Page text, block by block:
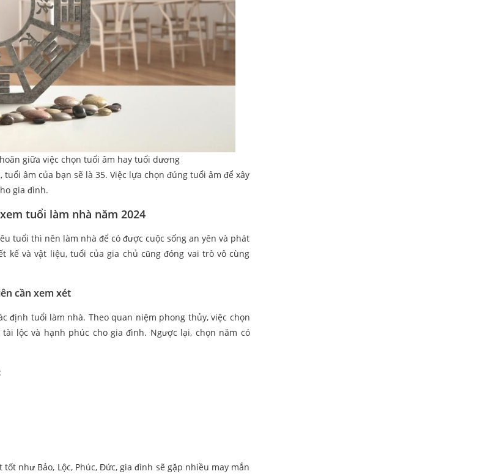
giữa việc chọn tuổi âm hay tuổi dương
âm của bạn sẽ là 35. Việc lựa chọn đúng tuổi âm để xây
gia đình.
tuổi làm nhà năm 2024
tuổi thì nên làm nhà để có được cuộc sống an yên và phát
kế và vật liệu, tuổi của gia chủ cũng đóng vai trò vô cùng
cần xem xét
định tuổi làm nhà. Theo quan niệm phong thủy, việc chọn
lộc và hạnh phúc cho gia đình. Ngược lại, chọn năm có
như Bảo, Lộc, Phúc, Đức, gia đình sẽ gặp nhiều may mắn